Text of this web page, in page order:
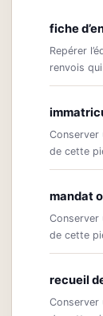
fiche
Repérer
renvois
Conserver
de cette
mandat
Conserver
de cette
recueil
Conserver